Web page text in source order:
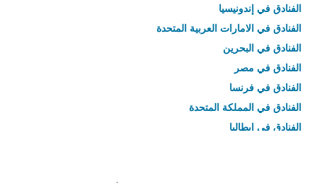
الفنادق في إندونيسيا
الفنادق في الامارات العربية المتحدة
الفنادق في البحرين
الفنادق في مصر
الفنادق في فرنسا
الفنادق في المملكة المتحدة
الفنادق في إيطاليا